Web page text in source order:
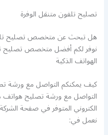
تصليح تلفون متنقل الوفرة
هل تبحث عن متخصص تصليح
نوفر لكم أفضل متخصص تصليح
الهواتف الذكية
كيف يمكنكم التواصل مع ورشة
التواصل مع ورشة تصليح هواتف
الكتروني المتوفر في صفحة
نعمل في: